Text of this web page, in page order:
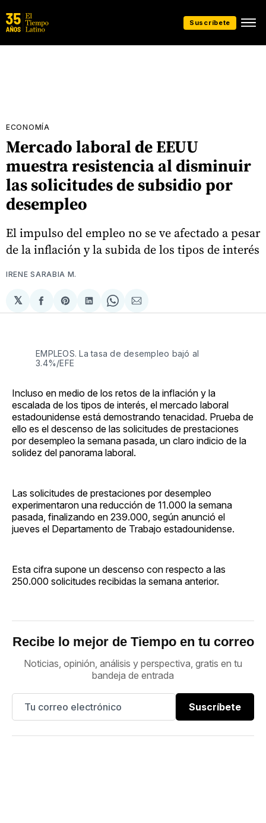
Suscríbete
ECONOMÍA
Mercado laboral de EEUU
muestra resistencia al disminuir
las solicitudes de subsidio por
desempleo
El impulso del empleo no se ve afectado a pesar
de la inflación y la subida de los tipos de interés
IRENE SARABIA M.
𝕏
Compartir
en
Share
on
Compartir
en
Share
on
Compartir
via
EMPLEOS. La tasa de desempleo bajó al
3.4%/EFE
Incluso en medio de los retos de la inflación y la
escalada de los tipos de interés, el mercado laboral
estadounidense está demostrando tenacidad. Prueba de
ello es el descenso de las solicitudes de prestaciones
por desempleo la semana pasada, un claro indicio de la
solidez del panorama laboral.
Las solicitudes de prestaciones por desempleo
experimentaron una reducción de 11.000 la semana
pasada, finalizando en 239.000, según anunció el
jueves el Departamento de Trabajo estadounidense.
Esta cifra supone un descenso con respecto a las
250.000 solicitudes recibidas la semana anterior.
Recibe lo mejor de Tiempo en tu correo
Noticias, opinión, análisis y perspectiva, gratis en tu
bandeja de entrada
Suscríbete